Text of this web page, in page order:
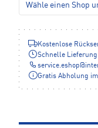
Wähle einen Shop
Kostenlose
Schnelle Lieferung
service.eshop@
Gratis Abholung